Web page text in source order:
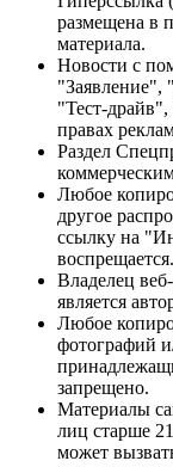
размещена в
материала.
Новости с
"Тест-
правах
Раздел
Любое
другое
ссылку на
воспрещается.
Владелец
является
Любое
фотографий
запрещено.
Материалы
лиц старше
может